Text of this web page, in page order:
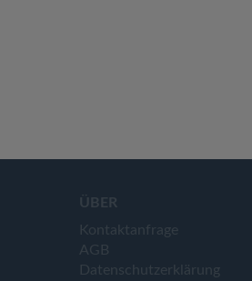
ÜBER
Kontaktanfrage
AGB
Datenschutzerklärung